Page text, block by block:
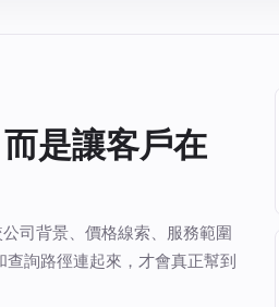
是讓客戶在
司背景、價格線索、服務範圍
詢路徑連起來，才會真正幫到